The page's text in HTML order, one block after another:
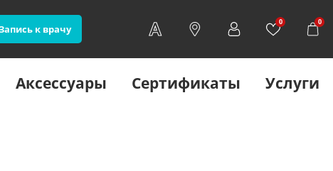
к врачу
0 0
Аксессуары Сертификаты Услуги